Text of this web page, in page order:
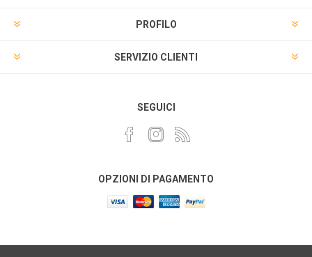
PROFILO
SERVIZIO CLIENTI
SEGUICI
OPZIONI DI PAGAMENTO